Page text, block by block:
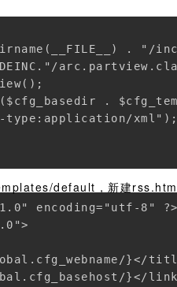
. "/
.
type:application/xml");
default，新建rss.htm
encoding="utf-8" ?>
}</
}</